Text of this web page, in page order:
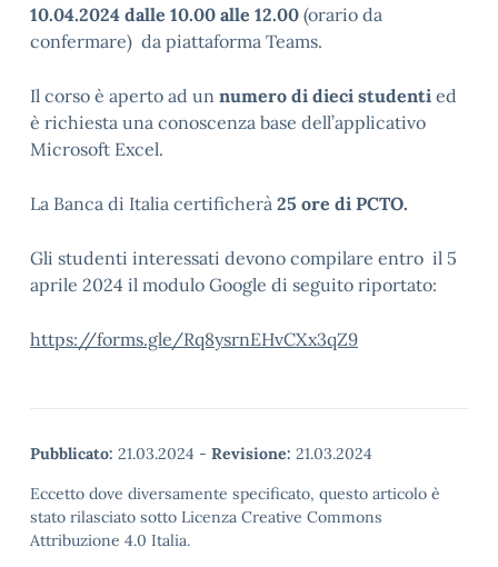
10.04.2024 dalle 10.00 alle 12.00 (orario da
confermare) da piattaforma Teams.
Il corso è aperto ad un numero di dieci studenti ed
è richiesta una conoscenza base dell’applicativo
Microsoft Excel.
La Banca di Italia certificherà 25 ore di PCTO.
Gli studenti interessati devono compilare entro il 5
aprile 2024 il modulo Google di seguito riportato:
https://forms.gle/Rq8ysrnEHvCXx3qZ9
Pubblicato: 21.03.2024 - Revisione: 21.03.2024
Eccetto dove diversamente specificato, questo articolo è
stato rilasciato sotto Licenza Creative Commons
Attribuzione 4.0 Italia.